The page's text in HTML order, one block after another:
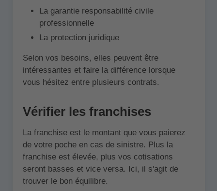
La garantie responsabilité civile
professionnelle
La protection juridique
Selon vos besoins, elles peuvent être
intéressantes et faire la différence lorsque
vous hésitez entre plusieurs contrats.
Vérifier les franchises
La franchise est le montant que vous paierez
de votre poche en cas de sinistre. Plus la
franchise est élevée, plus vos cotisations
seront basses et vice versa. Ici, il s'agit de
trouver le bon équilibre.